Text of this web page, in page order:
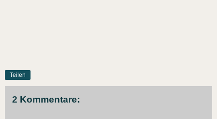
Teilen
2 Kommentare: